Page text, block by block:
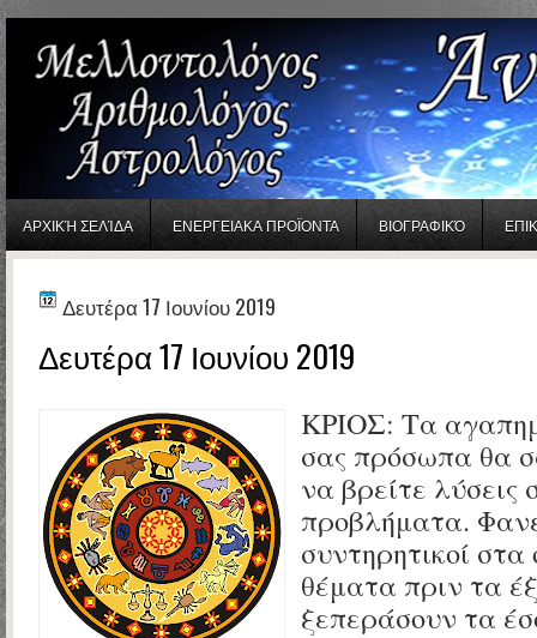
ΑΡΧΙΚΉ ΣΕΛΊΔΑ ΕΝΕΡΓΕΙΑΚΑ ΠΡΟΪΟΝΤΑ ΒΙΟΓΡΑΦΙΚΌ
Δευτέρα 17 Ιουνίου 2019
Δευτέρα 17 Ιουνίου 2019
ΚΡΙΟΣ: Τα
σας πρόσωπα θα
να βρείτε λύσεις
προβλήματα.
συντηρητικοί στα
θέματα πριν τα
ξεπεράσουν τα